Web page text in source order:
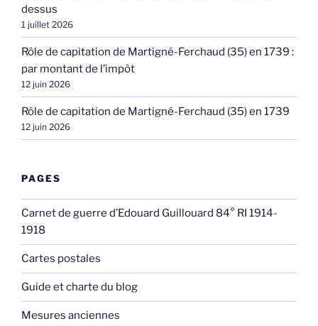
dessus
1 juillet 2026
Rôle de capitation de Martigné-Ferchaud (35) en 1739 :
par montant de l’impôt
12 juin 2026
Rôle de capitation de Martigné-Ferchaud (35) en 1739
12 juin 2026
PAGES
Carnet de guerre d’Edouard Guillouard 84° RI 1914-
1918
Cartes postales
Guide et charte du blog
Mesures anciennes